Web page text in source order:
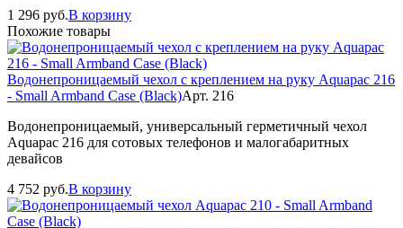
1 296 руб.В корзину
Похожие товары
Водонепроницаемый чехол с креплением на руку Aquapac 216
- Small Armband Case (Black)Арт. 216
Водонепроницаемый, универсальный герметичный чехол
Aquapac 216 для сотовых телефонов и малогабаритных
девайсов
4 752 руб.В корзину